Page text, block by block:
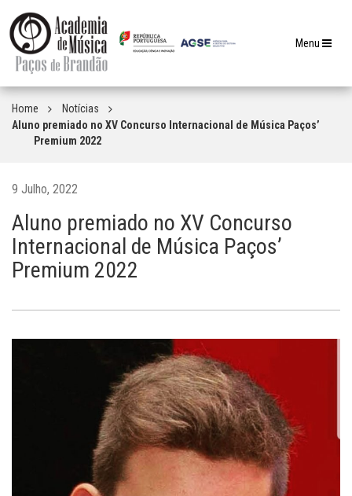
Toggle
Menu
Home
Notícias
Aluno premiado no XV Concurso Internacional de Música Paços’
Premium 2022
9 Julho, 2022
Aluno premiado no XV Concurso
Internacional de Música Paços’
Premium 2022